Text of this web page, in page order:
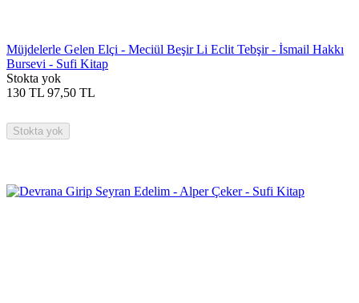
Müjdelerle Gelen Elçi - Meciül Beşir Li Eclit Tebşir - İsmail Hakkı
Bursevi - Sufi Kitap
Stokta yok
130 TL 97,50 TL
Stokta yok